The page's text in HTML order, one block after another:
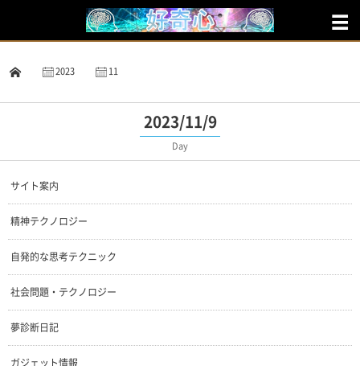
2023 11
2023/11/9
Day
サイト案内
精神テクノロジー
自発的な思考テクニック
社会問題・テクノロジー
夢診断日記
ガジェット情報